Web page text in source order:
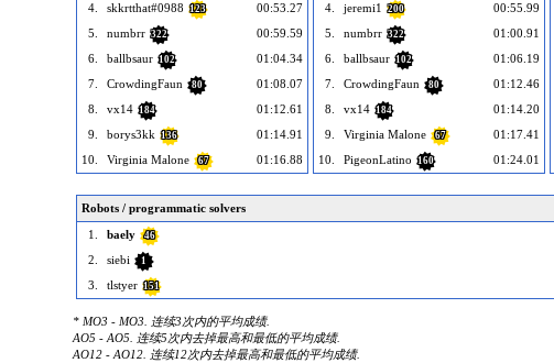
4.
skkrtthat#0988 123
00:53.27
5.
numbrr 322
00:59.59
6.
ballbsaur 102
01:04.34
7.
CrowdingFaun 80
01:08.07
8.
vx14 184
01:12.61
9.
borys3kk 136
01:14.91
10.
Virginia Malone 67 01:16.88
4.
jeremi1 200
00:55.99
5.
numbrr 322
01:00.91
6.
ballbsaur 102
01:06.19
7.
CrowdingFaun 80
01:12.46
8.
vx14 184
01:14.20
9.
Virginia Malone 67
01:17.41
10.
PigeonLatino 160 01:24.01
Robots / programmatic solvers
1.
baely 46
2.
siebi 1
3.
tlstyer 151
* MO3 - MO3. 连续3次内的平均成绩.
AO5 - AO5. 连续5次内去掉最高和最低的平均成绩.
AO12 - AO12. 连续12次内去掉最高和最低的平均成绩.